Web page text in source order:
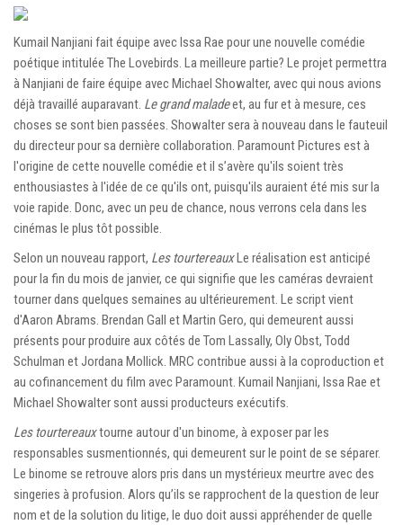
Kumail Nanjiani fait équipe avec Issa Rae pour une nouvelle comédie
poétique intitulée The Lovebirds. La meilleure partie? Le projet permettra
à Nanjiani de faire équipe avec Michael Showalter, avec qui nous avions
déjà travaillé auparavant. Le grand maladeet, au fur et à mesure, ces
choses se sont bien passées. Showalter sera à nouveau dans le fauteuil
du directeur pour sa dernière collaboration. Paramount Pictures est à
l'origine de cette nouvelle comédie et il s’avère qu'ils soient très
enthousiastes à l'idée de ce qu'ils ont, puisqu'ils auraient été mis sur la
voie rapide. Donc, avec un peu de chance, nous verrons cela dans les
cinémas le plus tôt possible.
Selon un nouveau rapport, Les tourtereauxLe réalisation est anticipé
pour la fin du mois de janvier, ce qui signifie que les caméras devraient
tourner dans quelques semaines au ultérieurement. Le script vient
d'Aaron Abrams. Brendan Gall et Martin Gero, qui demeurent aussi
présents pour produire aux côtés de Tom Lassally, Oly Obst, Todd
Schulman et Jordana Mollick. MRC contribue aussi à la coproduction et
au cofinancement du film avec Paramount. Kumail Nanjiani, Issa Rae et
Michael Showalter sont aussi producteurs exécutifs.
Les tourtereauxtourne autour d'un binome, à exposer par les
responsables susmentionnés, qui demeurent sur le point de se séparer.
Le binome se retrouve alors pris dans un mystérieux meurtre avec des
singeries à profusion. Alors qu’ils se rapprochent de la question de leur
nom et de la solution du litige, le duo doit aussi appréhender de quelle